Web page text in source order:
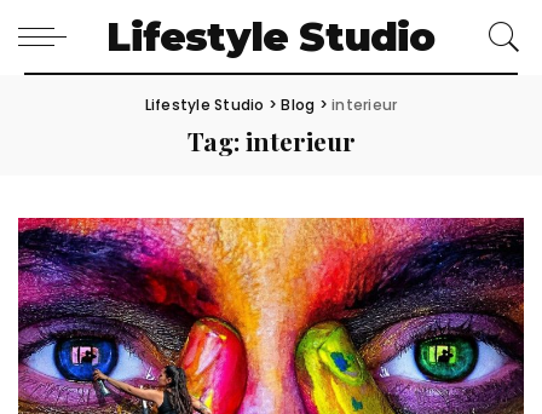
Lifestyle Studio
Lifestyle Studio >Blog >interieur
Tag:interieur